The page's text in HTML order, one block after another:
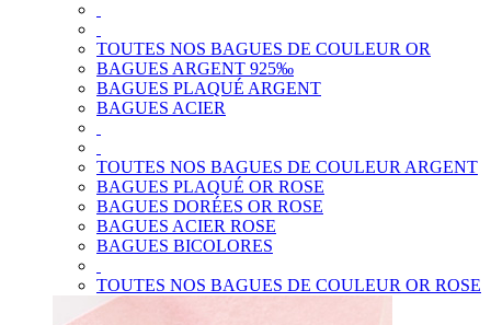
TOUTES NOS BAGUES DE COULEUR OR
BAGUES ARGENT 925‰
BAGUES PLAQUÉ ARGENT
BAGUES ACIER
TOUTES NOS BAGUES DE COULEUR ARGENT
BAGUES PLAQUÉ OR ROSE
BAGUES DORÉES OR ROSE
BAGUES ACIER ROSE
BAGUES BICOLORES
TOUTES NOS BAGUES DE COULEUR OR ROSE